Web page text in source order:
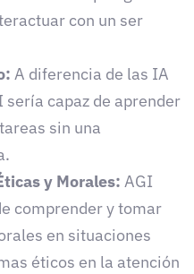
con un ser
A diferencia de las IA
capaz de aprender
sin una
y Morales: AGI
comprender y tomar
en situaciones
éticos en la atención